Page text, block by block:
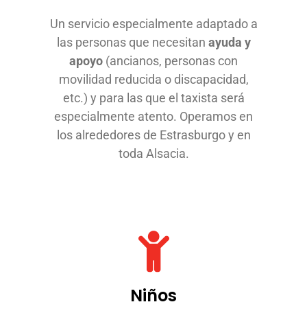
Un servicio especialmente adaptado a
las personas que necesitan ayuda y
apoyo (ancianos, personas con
movilidad reducida o discapacidad,
etc.) y para las que el taxista será
especialmente atento. Operamos en
los alrededores de Estrasburgo y en
toda Alsacia.
Niños